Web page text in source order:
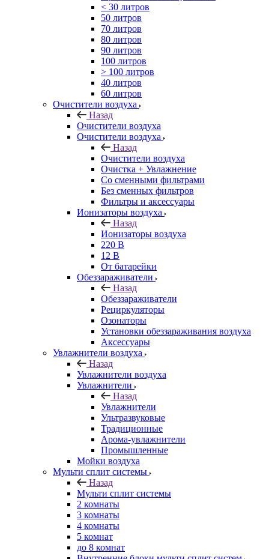
< 30 литров
50 литров
70 литров
80 литров
90 литров
100 литров
> 100 литров
40 литров
60 литров
Очистители воздуха
Назад
Очистители воздуха
Очистители воздуха
Назад
Очистители воздуха
Очистка + Увлажнение
Cо сменными фильтрами
Без сменных фильтров
Фильтры и аксессуары
Ионизаторы воздуха
Назад
Ионизаторы воздуха
220 В
12 В
От батарейки
Обеззараживатели
Назад
Обеззараживатели
Рециркуляторы
Озонаторы
Установки обеззараживания воздуха
Аксессуары
Увлажнители воздуха
Назад
Увлажнители воздуха
Увлажнители
Назад
Увлажнители
Ультразвуковые
Традиционные
Арома-увлажнители
Промышленные
Мойки воздуха
Мульти сплит системы
Назад
Мульти сплит системы
2 комнаты
3 комнаты
4 комнаты
5 комнат
до 8 комнат